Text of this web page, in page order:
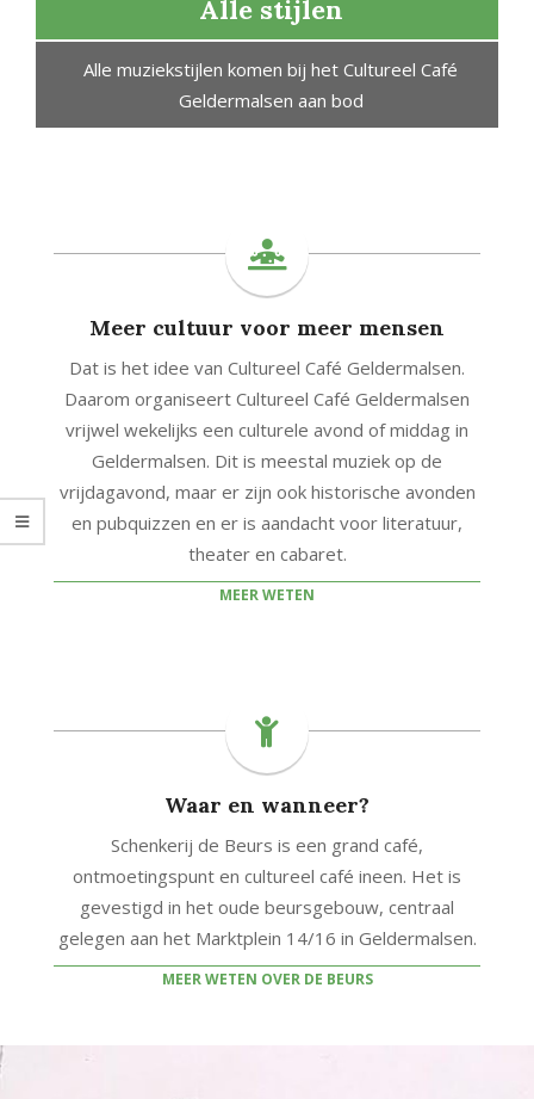
Alle stijlen
Alle muziekstijlen komen bij het Cultureel Café
Geldermalsen aan bod
Meer cultuur voor meer mensen
Dat is het idee van Cultureel Café Geldermalsen.
Daarom organiseert Cultureel Café Geldermalsen
vrijwel wekelijks een culturele avond of middag in
Geldermalsen. Dit is meestal muziek op de
vrijdagavond, maar er zijn ook historische avonden
en pubquizzen en er is aandacht voor literatuur,
theater en cabaret.
MEER WETEN
Waar en wanneer?
Schenkerij de Beurs is een grand café,
ontmoetingspunt en cultureel café ineen. Het is
gevestigd in het oude beursgebouw, centraal
gelegen aan het Marktplein 14/16 in Geldermalsen.
MEER WETEN OVER DE BEURS